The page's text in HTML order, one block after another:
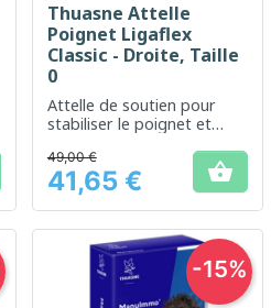
Thuasne Attelle
Poignet Ligaflex
Classic - Droite, Taille
0
Attelle de soutien pour
stabiliser le poignet et
Prix
49,00 €
41,65 € 
-15%